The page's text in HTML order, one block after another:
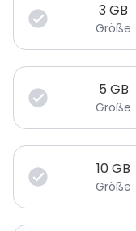
3GB
Größe
5 GB
Größe
10GB
Größe